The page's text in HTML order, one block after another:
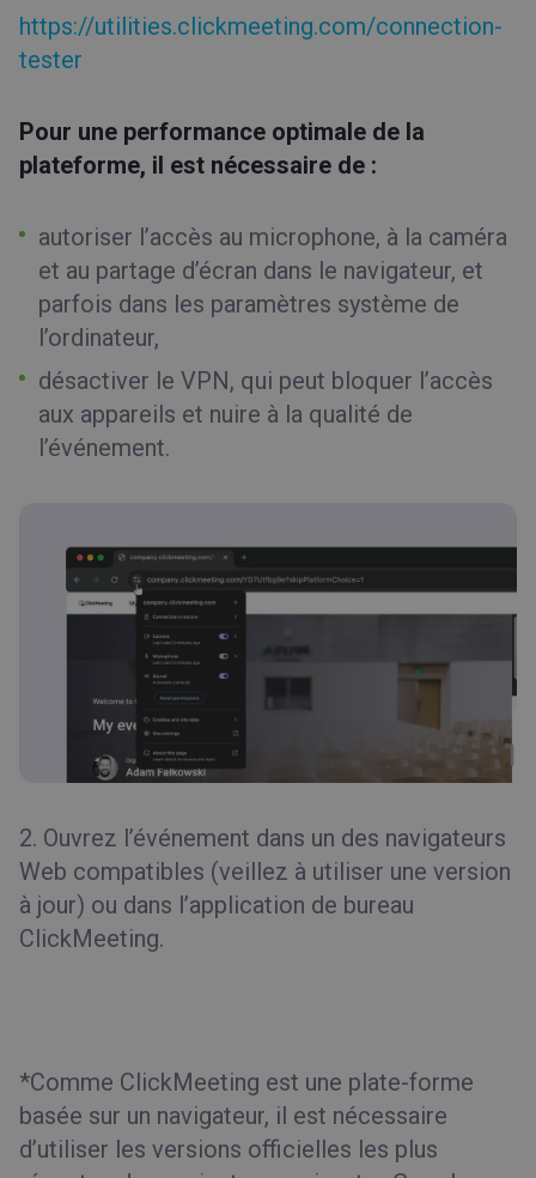
https://utilities.clickmeeting.com/connection-
tester
Pour une performance optimale de la
plateforme, il est nécessaire de :
autoriser l’accès au microphone, à la caméra
et au partage d’écran dans le navigateur, et
parfois dans les paramètres système de
l’ordinateur,
désactiver le VPN, qui peut bloquer l’accès
aux appareils et nuire à la qualité de
l’événement.
2. Ouvrez l’événement dans un des navigateurs
Web compatibles (veillez à utiliser une version
à jour) ou dans l’application de bureau
ClickMeeting.
*Comme ClickMeeting est une plate-forme
basée sur un navigateur, il est nécessaire
d’utiliser les versions officielles les plus